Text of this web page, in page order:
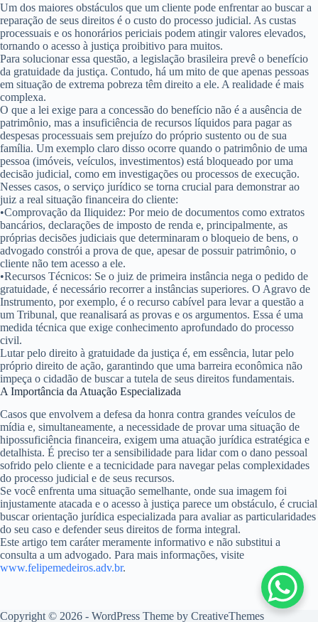
Um dos maiores obstáculos que um cliente pode enfrentar ao buscar a
reparação de seus direitos é o custo do processo judicial. As custas
processuais e os honorários periciais podem atingir valores elevados,
tornando o acesso à justiça proibitivo para muitos.
Para solucionar essa questão, a legislação brasileira prevê o benefício
da gratuidade da justiça. Contudo, há um mito de que apenas pessoas
em situação de extrema pobreza têm direito a ele. A realidade é mais
complexa.
O que a lei exige para a concessão do benefício não é a ausência de
patrimônio, mas a insuficiência de recursos líquidos para pagar as
despesas processuais sem prejuízo do próprio sustento ou de sua
família. Um exemplo claro disso ocorre quando o patrimônio de uma
pessoa (imóveis, veículos, investimentos) está bloqueado por uma
decisão judicial, como em investigações ou processos de execução.
Nesses casos, o serviço jurídico se torna crucial para demonstrar ao
juiz a real situação financeira do cliente:
•Comprovação da Iliquidez: Por meio de documentos como extratos
bancários, declarações de imposto de renda e, principalmente, as
próprias decisões judiciais que determinaram o bloqueio de bens, o
advogado constrói a prova de que, apesar de possuir patrimônio, o
cliente não tem acesso a ele.
•Recursos Técnicos: Se o juiz de primeira instância nega o pedido de
gratuidade, é necessário recorrer a instâncias superiores. O Agravo de
Instrumento, por exemplo, é o recurso cabível para levar a questão a
um Tribunal, que reanalisará as provas e os argumentos. Essa é uma
medida técnica que exige conhecimento aprofundado do processo
civil.
Lutar pelo direito à gratuidade da justiça é, em essência, lutar pelo
próprio direito de ação, garantindo que uma barreira econômica não
impeça o cidadão de buscar a tutela de seus direitos fundamentais.
A Importância da Atuação Especializada
Casos que envolvem a defesa da honra contra grandes veículos de
mídia e, simultaneamente, a necessidade de provar uma situação de
hipossuficiência financeira, exigem uma atuação jurídica estratégica e
detalhista. É preciso ter a sensibilidade para lidar com o dano pessoal
sofrido pelo cliente e a tecnicidade para navegar pelas complexidades
do processo judicial e de seus recursos.
Se você enfrenta uma situação semelhante, onde sua imagem foi
injustamente atacada e o acesso à justiça parece um obstáculo, é crucial
buscar orientação jurídica especializada para avaliar as particularidades
do seu caso e defender seus direitos de forma integral.
Este artigo tem caráter meramente informativo e não substitui a
consulta a um advogado. Para mais informações, visite
www.felipemedeiros.adv.br.
Copyright © 2026 - WordPress Theme by CreativeThemes